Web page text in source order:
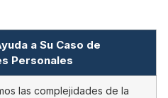
a Su Caso de
Personales
las complejidades de la